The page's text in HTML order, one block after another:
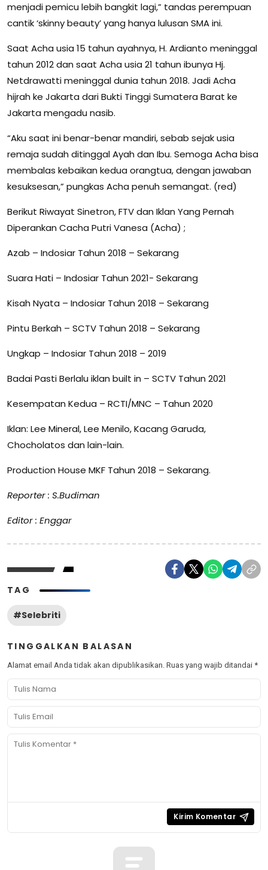
menjadi pemicu lebih bangkit lagi,” tandas perempuan
cantik ‘skinny beauty’ yang hanya lulusan SMA ini.
Saat Acha usia 15 tahun ayahnya, H. Ardianto meninggal
tahun 2012 dan saat Acha usia 21 tahun ibunya Hj.
Netdrawatti meninggal dunia tahun 2018. Jadi Acha
hijrah ke Jakarta dari Bukti Tinggi Sumatera Barat ke
Jakarta mengadu nasib.
“Aku saat ini benar-benar mandiri, sebab sejak usia
remaja sudah ditinggal Ayah dan Ibu. Semoga Acha bisa
membalas kebaikan kedua orangtua, dengan jawaban
kesuksesan,” pungkas Acha penuh semangat. (red)
Berikut Riwayat Sinetron, FTV dan Iklan Yang Pernah
Diperankan Cacha Putri Vanesa (Acha) ;
Azab – Indosiar Tahun 2018 – Sekarang
Suara Hati – Indosiar Tahun 2021- Sekarang
Kisah Nyata – Indosiar Tahun 2018 – Sekarang
Pintu Berkah – SCTV Tahun 2018 – Sekarang
Ungkap – Indosiar Tahun 2018 – 2019
Badai Pasti Berlalu iklan built in – SCTV Tahun 2021
Kesempatan Kedua – RCTI/MNC – Tahun 2020
Iklan: Lee Mineral, Lee Menilo, Kacang Garuda,
Chocholatos dan lain-lain.
Production House MKF Tahun 2018 – Sekarang.
Reporter : S.Budiman
Editor : Enggar
TAG
#Selebriti
TINGGALKAN BALASAN
Alamat email Anda tidak akan dipublikasikan. Ruas yang wajib ditandai *